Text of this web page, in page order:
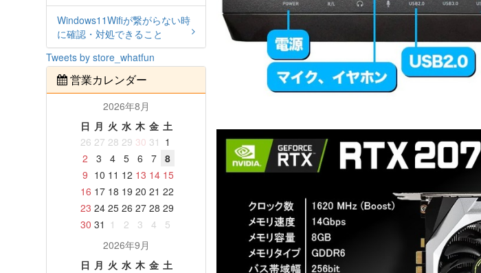
Windows11Wifiが繋がらない時
に確認・対処できること
Tweets by store_whatfun
営業カレンダー
2026年8月
日 月 火 水 木 金 土
26 27 28 29 30 31 1
2
3 4 5 6 7
8
9 10 11 12 13 14 15
16 17 18 19 20 21 22
23 24 25 26 27 28 29
30 31 1 2 3 4
5
2026年9月
日 月 火 水 木 金 土